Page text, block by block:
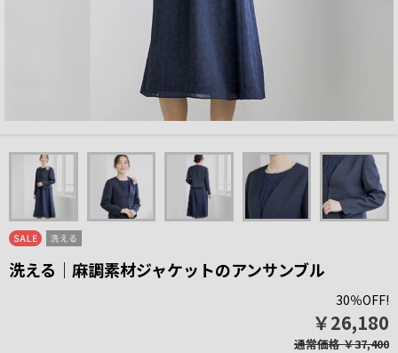
洗える｜麻調素材ジャケットのアンサンブル
30％OFF!
￥26,180
通常価格￥37,400